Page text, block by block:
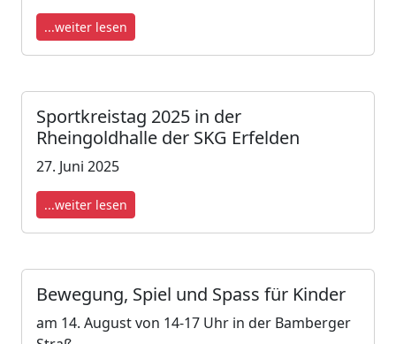
...weiter lesen
Sportkreistag 2025 in der
Rheingoldhalle der SKG Erfelden
27. Juni 2025
...weiter lesen
Bewegung, Spiel und Spass für Kinder
am 14. August von 14-17 Uhr in der Bamberger